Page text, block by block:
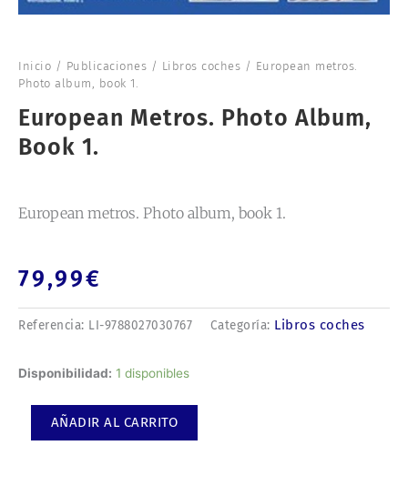
Inicio / Publicaciones / Libros coches / European metros.
Photo album, book 1.
European Metros. Photo Album,
Book 1.
European metros. Photo album, book 1.
79,99€
Referencia: LI-9788027030767 Categoría: Libros coches
Disponibilidad: 1 disponibles
European
AÑADIR AL CARRITO